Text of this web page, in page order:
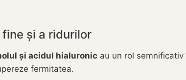
și a ridurilor
și acidul hialuronic au un rol
fermitatea.